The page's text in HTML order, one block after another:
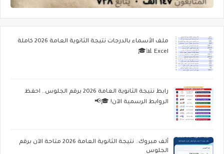
ملف الأسماء بالدرجات نتيجة الثانوية العامة 2026 كاملة
Excel 📊🎓
رابط نتيجة الثانوية العامة 2026 برقم الجلوس.. احفظ
الروابط الرسمية الآن! 🎓📢
ألف مبروك.. نتيجة الثانوية العامة 2026 متاحة الآن برقم
الجلوس